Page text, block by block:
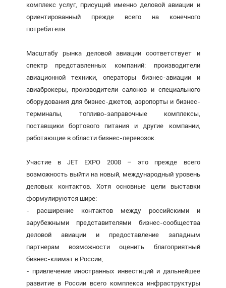
комплекс услуг, присущий именно деловой авиации и
ориентированный прежде всего на конечного
потребителя.
Масштабу рынка деловой авиации соответствует и
спектр представленных компаний: производители
авиационной техники, операторы бизнес-авиации и
авиаброкеры, производители салонов и специального
оборудования для бизнес-джетов, аэропорты и бизнес-
терминалы, топливо-заправочные комплексы,
поставщики бортового питания и другие компании,
работающие в области бизнес-перевозок.
Участие в JET EXPO 2008 – это прежде всего
возможность выйти на новый, международный уровень
деловых контактов. Хотя основные цели выставки
формулируются шире:
- расширение контактов между российскими и
зарубежными представителями бизнес-сообщества
деловой авиации и предоставление западным
партнерам возможности оценить благоприятный
бизнес-климат в России;
- привлечение иностранных инвестиций и дальнейшее
развитие в России всего комплекса инфраструктуры